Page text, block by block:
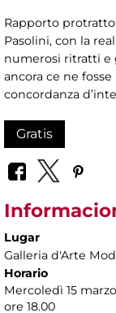
Rapporto
Pasolini, con la
numerosi ritratti e
ancora ce ne
concordanza
Gratis
Lugar
Galleria d'Arte
Horario
Mercoledì 15
ore 18.00